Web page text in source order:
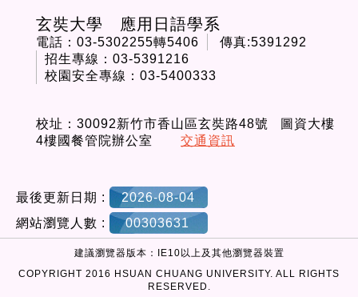
玄奘大學 應用日語學系
電話：03-5302255轉5406
傳真:5391292
招生專線：03-5391216
校園安全專線：03-5400333
校址：30092新竹市香山區玄奘路48號 圖資大樓
4樓國餐管院辦公室
交通資訊
最後更新日期 :
2026-08-04
網站瀏覽人數 :
00303631
建議瀏覽器版本：IE10以上及其他瀏覽器裝置
COPYRIGHT 2016 HSUAN CHUANG UNIVERSITY. ALL RIGHTS
RESERVED.